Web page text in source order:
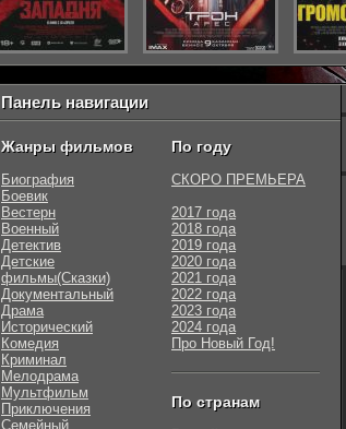
Панель навигации
Жанры фильмов
Биография
Боевик
Вестерн
Военный
Детектив
Детские
фильмы(Сказки)
Документальный
Драма
Исторический
Комедия
Криминал
Мелодрама
Мультфильм
Приключения
Семейный
По году
СКОРО ПРЕМЬЕРА
2017 года
2018 года
2019 года
2020 года
2021 года
2022 года
2023 года
2024 года
Про Новый Год!
По странам